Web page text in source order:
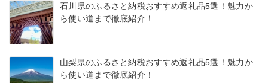
石川県のふるさと納税おすすめ返礼品5選！魅力か
ら使い道まで徹底紹介！
山梨県のふるさと納税おすすめ返礼品5選！魅力か
ら使い道まで徹底紹介！